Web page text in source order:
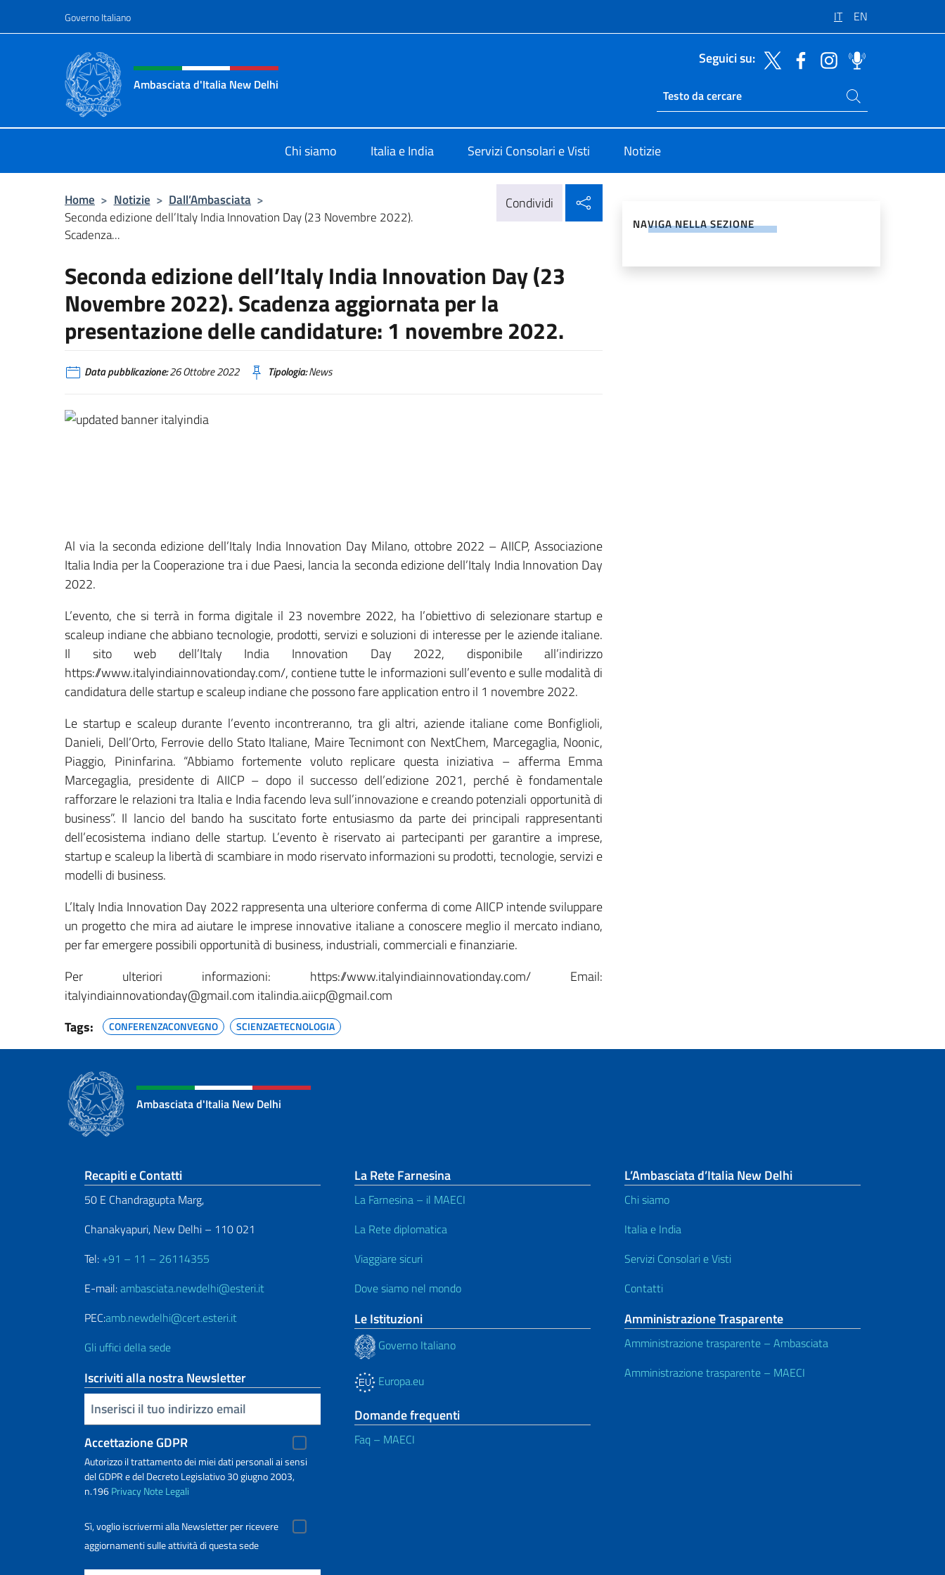
Governo Italiano IT EN
Intestazione sito, social e menù
Ambasciata d'Italia New Delhi
Seguici su:
Ricerca sito live
Cerca nel sito
Chi siamo Italia e India Servizi Consolari e Visti Notizie
Home > Notizie > Dall’Ambasciata >
Seconda edizione dell’Italy India Innovation Day (23 Novembre 2022).
Scadenza...
Condividi
Seconda edizione dell’Italy India Innovation Day (23
Novembre 2022). Scadenza aggiornata per la
presentazione delle candidature: 1 novembre 2022.
Data pubblicazione:26 Ottobre 2022 Tipologia:News
Al via la seconda edizione dell’Italy India Innovation Day Milano, ottobre 2022 – AIICP, Associazione
Italia India per la Cooperazione tra i due Paesi, lancia la seconda edizione dell’Italy India Innovation Day
2022.
L’evento, che si terrà in forma digitale il 23 novembre 2022, ha l’obiettivo di selezionare startup e
scaleup indiane che abbiano tecnologie, prodotti, servizi e soluzioni di interesse per le aziende italiane.
Il sito web dell’Italy India Innovation Day 2022, disponibile all’indirizzo
https://www.italyindiainnovationday.com/, contiene tutte le informazioni sull’evento e sulle modalità di
candidatura delle startup e scaleup indiane che possono fare application entro il 1 novembre 2022.
Le startup e scaleup durante l’evento incontreranno, tra gli altri, aziende italiane come Bonfiglioli,
Danieli, Dell’Orto, Ferrovie dello Stato Italiane, Maire Tecnimont con NextChem, Marcegaglia, Noonic,
Piaggio, Pininfarina. “Abbiamo fortemente voluto replicare questa iniziativa – afferma Emma
Marcegaglia, presidente di AIICP – dopo il successo dell’edizione 2021, perché è fondamentale
rafforzare le relazioni tra Italia e India facendo leva sull’innovazione e creando potenziali opportunità di
business”. Il lancio del bando ha suscitato forte entusiasmo da parte dei principali rappresentanti
dell’ecosistema indiano delle startup. L’evento è riservato ai partecipanti per garantire a imprese,
startup e scaleup la libertà di scambiare in modo riservato informazioni su prodotti, tecnologie, servizi e
modelli di business.
L’Italy India Innovation Day 2022 rappresenta una ulteriore conferma di come AIICP intende sviluppare
un progetto che mira ad aiutare le imprese innovative italiane a conoscere meglio il mercato indiano,
per far emergere possibili opportunità di business, industriali, commerciali e finanziarie.
Per ulteriori informazioni: https://www.italyindiainnovationday.com/ Email:
italyindiainnovationday@gmail.com italindia.aiicp@gmail.com
Tags:
CONFERENZACONVEGNO SCIENZAETECNOLOGIA
NAVIGA NELLA SEZIONE
Ambasciata d'Italia New Delhi
Sezione footer
Recapiti e Contatti
50 E Chandragupta Marg,
Chanakyapuri, New Delhi – 110 021
Tel: +91 – 11 – 26114355
E-mail:ambasciata.newdelhi@esteri.it
PEC:amb.newdelhi@cert.esteri.it
Gli uffici della sede
Iscriviti alla nostra Newsletter
Inserisci la tua email
Accettazione GDPR
Autorizzo il trattamento dei miei dati personali ai sensi
del GDPR e del Decreto Legislativo 30 giugno 2003,
n.196PrivacyNote Legali
Sì, voglio iscrivermi alla Newsletter per ricevere
aggiornamenti sulle attività di questa sede
La Rete Farnesina
La Farnesina – il MAECI
La Rete diplomatica
Viaggiare sicuri
Dove siamo nel mondo
Le Istituzioni
Governo Italiano
Europa.eu
Domande frequenti
Faq – MAECI
L’Ambasciata d’Italia New Delhi
Chi siamo
Italia e India
Servizi Consolari e Visti
Contatti
Amministrazione Trasparente
Amministrazione trasparente – Ambasciata
Amministrazione trasparente – MAECI